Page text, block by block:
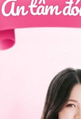
lý lo lắng, đôi khi
chờ đợi; hút thai
nguy cơ như
, bạn có thể đến
bạn nhé. Cảm ơn